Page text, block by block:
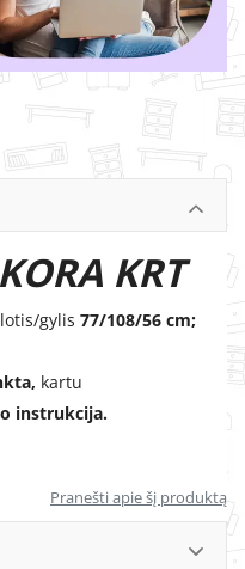
KRT
gylis 77/108/56 cm;
kartu
instrukcija.
Pranešti apie šį produktą